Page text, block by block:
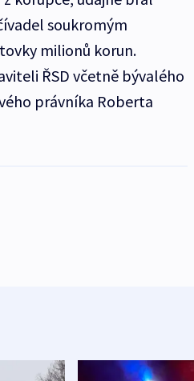
soukromým
milionů korun.
ŘSD včetně bývalého
právníka Roberta